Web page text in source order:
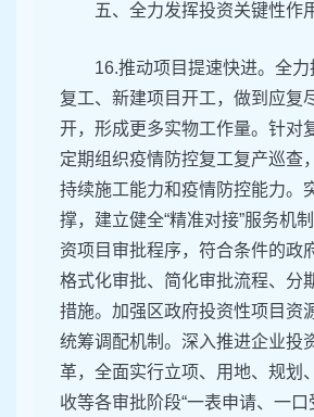
五、全力发挥投资关键性作
16.推动项目提速快进。全力
复工、新建项目开工，做到应复
开，形成更多实物工作量。针对
定期组织疫情防控复工复产巡查
持续施工能力和疫情防控能力。
撑，建立健全“精准对接”服务机
资项目审批程序，符合条件的政
格式化审批、简化审批流程、分
措施。加强区政府投资性项目资
统筹调配机制。深入推进企业投
革，全面实行立项、用地、规划
收等各审批阶段“一表申请、一